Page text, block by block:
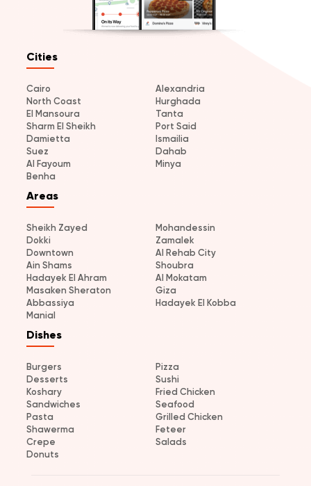
Cities
Cairo
Alexandria
North Coast
Hurghada
El Mansoura
Tanta
Sharm El Sheikh
Port Said
Damietta
Ismailia
Suez
Dahab
Al Fayoum
Minya
Benha
Areas
Sheikh Zayed
Mohandessin
Dokki
Zamalek
Downtown
Al Rehab City
Ain Shams
Shoubra
Hadayek El Ahram
Al Mokatam
Masaken Sheraton
Giza
Abbassiya
Hadayek El Kobba
Manial
Dishes
Burgers
Pizza
Desserts
Sushi
Koshary
Fried Chicken
Sandwiches
Seafood
Pasta
Grilled Chicken
Shawerma
Feteer
Crepe
Salads
Donuts